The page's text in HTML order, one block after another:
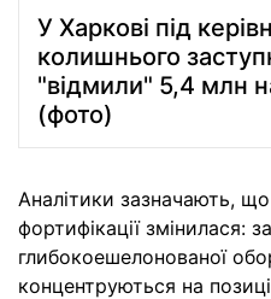
У Харкові під
колишнього
"відмили" 5,4 млн
(фото)
Аналітики зазначають, що
фортифікації змінилася:
глибокоешелонованої
концентруються на